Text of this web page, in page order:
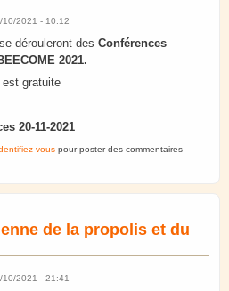
10/2021 - 10:12
dérouleront des Conférences
2021.
est gratuite
20-11-2021
Conférence européenne d’apiculture BEECOME
vous pour poster des commentaires
de la propolis et du
10/2021 - 21:41